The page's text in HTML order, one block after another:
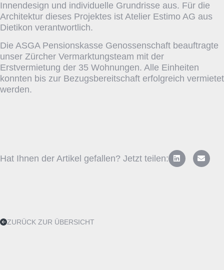
Innendesign und individuelle Grundrisse aus. Für die
Architektur dieses Projektes ist Atelier Estimo AG aus
Dietikon verantwortlich.
Die ASGA Pensionskasse Genossenschaft beauftragte
unser Zürcher Vermarktungsteam mit der
Erstvermietung der 35 Wohnungen. Alle Einheiten
konnten bis zur Bezugsbereitschaft erfolgreich vermietet
werden.
Hat Ihnen der Artikel gefallen? Jetzt teilen:
ZURÜCK ZUR ÜBERSICHT